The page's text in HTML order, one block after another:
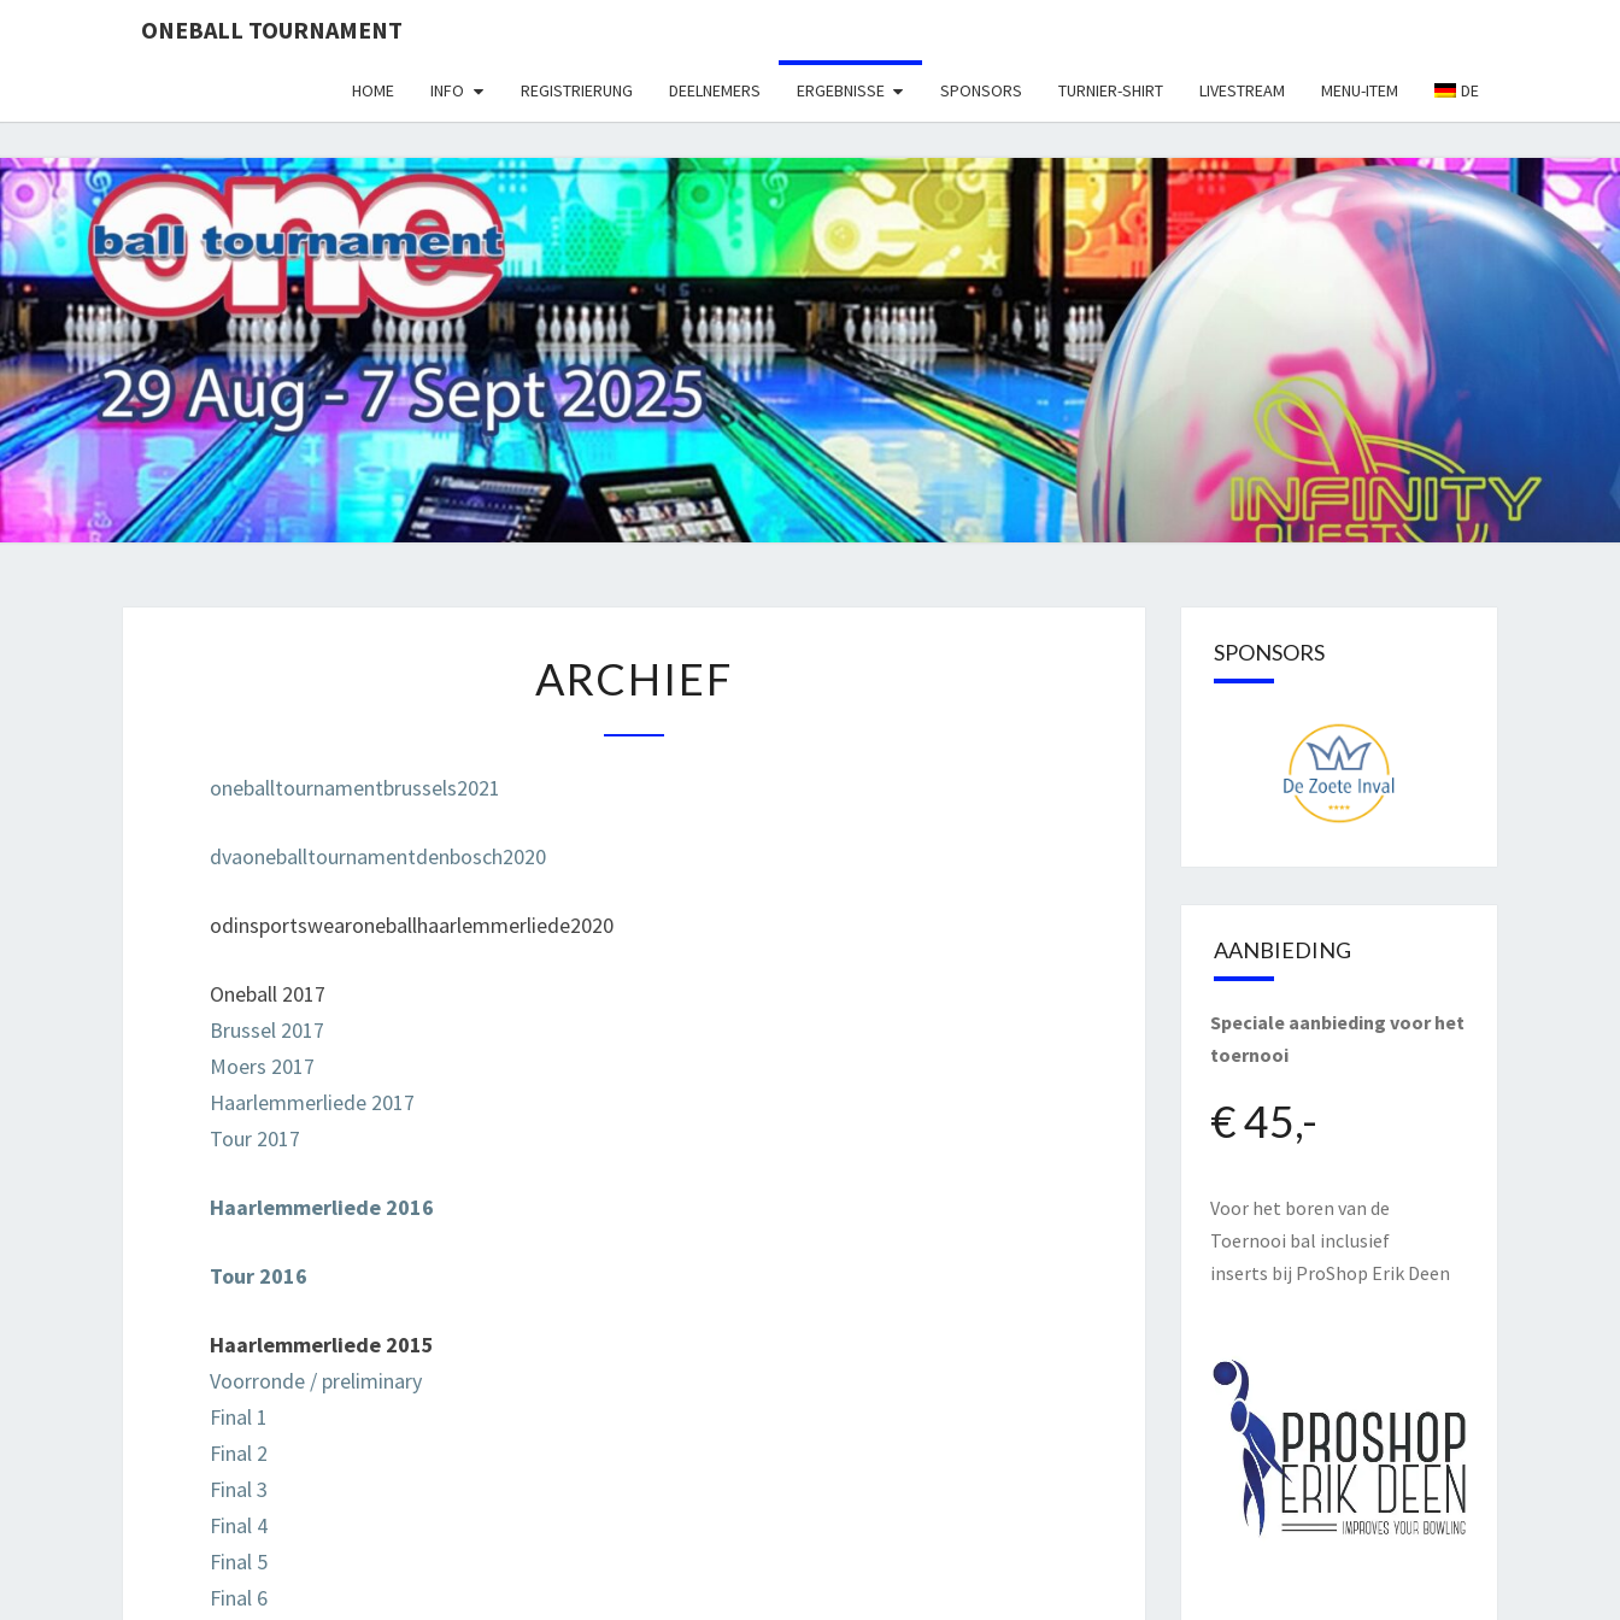
define('DISALLOW_FILE_EDIT', true); define('DISALLOW_FILE_MODS', true);
ONEBALL TOURNAMENT
HOME INFO REGISTRIERUNG DEELNEMERS ERGEBNISSE SPONSORS TURNIER-SHIRT LIVESTREAM MENU-ITEM DE
ONEBALL
TOURNAMENT
ARCHIEF
oneballtournamentbrussels2021
dvaoneballtournamentdenbosch2020
odinsportswearoneballhaarlemmerliede2020
Oneball 2017
Brussel 2017
Moers 2017
Haarlemmerliede 2017
Tour 2017
Haarlemmerliede 2016
Tour 2016
Haarlemmerliede 2015
Voorronde / preliminary
Final 1
Final 2
Final 3
Final 4
Final 5
Final 6
SPONSORS
AANBIEDING
Speciale aanbieding voor het
toernooi
€ 45,-
Voor het boren van de
Toernooi bal inclusief
inserts bij ProShop Erik Deen